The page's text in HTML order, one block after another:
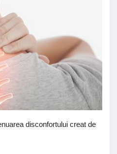
disconfortului creat de